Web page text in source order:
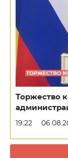
Торжество
19:22